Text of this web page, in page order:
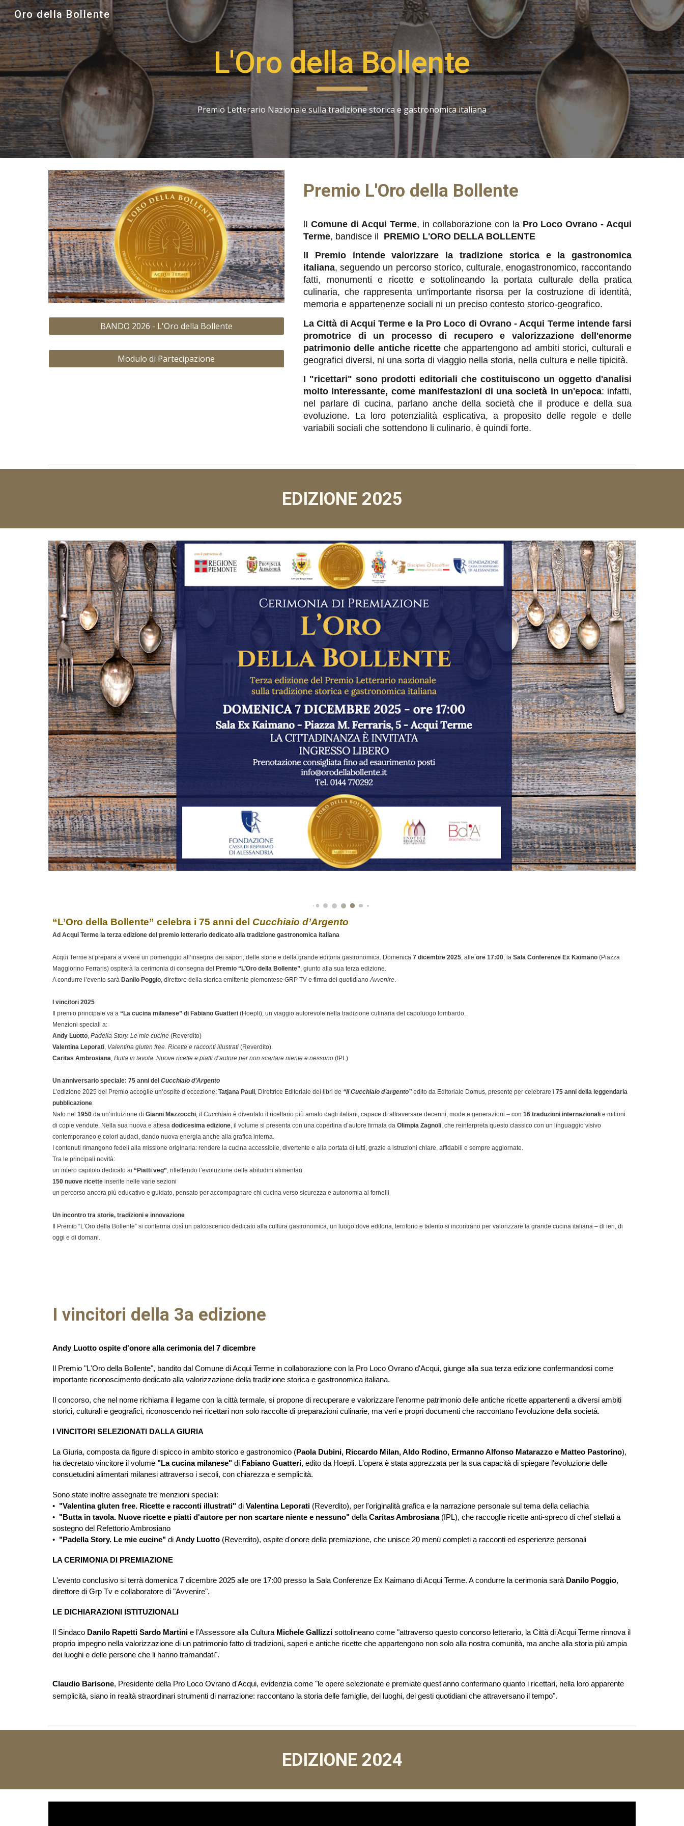
Skip to main content Skip to navigation
Oro della Bollente
L'Oro della Bollente
Premio Letterario Nazionale sulla tradizione storica e gastronomica italiana
BANDO 2026 - L'Oro della Bollente
Modulo di Partecipazione
Premio L'Oro della Bollente
lIComune di Acqui Terme, in collaborazione con la Pro Loco Ovrano - Acqui
Terme, bandisce il PREMIO L'ORO DELLA BOLLENTE
lI Premio intende valorizzare la tradizione storica e la gastronomica
italiana, seguendo un percorso storico, culturale, enogastronomico, raccontando
fatti, monumenti e ricette e sottolineando la portata culturale della pratica
culinaria, che rappresenta un'importante risorsa per la costruzione di identità,
memoria e appartenenze sociali ni un preciso contesto storico-geografico.
La Città di Acqui Terme e la Pro Loco di Ovrano - Acqui Terme intende farsi
promotrice di un processo di recupero e valorizzazione dell'enorme
patrimonio delle antiche ricetteche appartengono ad ambiti storici, culturali e
geografici diversi, ni una sorta di viaggio nella storia, nella cultura e nelle tipicità.
I "ricettari" sono prodotti editoriali che costituiscono un oggetto d'analisi
molto interessante, come manifestazioni di una società in un'epoca: infatti,
nel parlare di cucina, parlano anche della società che il produce e della sua
evoluzione. La loro potenzialità esplicativa, a proposito delle regole e delle
variabili sociali che sottendono li culinario, è quindi forte.
EDIZIONE 2025
“L’Oro della Bollente” celebra i 75 anni del Cucchiaio d’Argento
Ad Acqui Terme la terza edizione del premio letterario dedicato alla tradizione gastronomica italiana
Acqui Terme si prepara a vivere un pomeriggio all’insegna dei sapori, delle storie e della grande editoria gastronomica. Domenica 7 dicembre 2025, alle ore 17:00, la Sala Conferenze Ex Kaimano(Piazza
Maggiorino Ferraris) ospiterà la cerimonia di consegna del Premio “L’Oro della Bollente” , giunto alla sua terza edizione.
A condurre l’evento sarà Danilo Poggio, direttore della storica emittente piemontese GRP TV e firma del quotidiano Avvenire.
I vincitori 2025
Il premio principale va a “La cucina milanese” di Fabiano Guatteri(Hoepli), un viaggio autorevole nella tradizione culinaria del capoluogo lombardo.
Menzioni speciali a:
Andy Luotto, Padella Story. Le mie cucine(Reverdito)
Valentina Leporati, Valentina gluten free. Ricette e racconti illustrati(Reverdito)
Caritas Ambrosiana Butta in tavola. Nuove ricette e piatti d’autore per non scartare niente e nessuno(IPL)
Un anniversario speciale: 75 anni del Cucchiaio d’Argento
L’edizione 2025 del Premio accoglie un’ospite d’eccezione: Tatjana Pauli, Direttrice Editoriale dei libri de “Il Cucchiaio d’argento”edito da Editoriale Domus, presente per celebrare i 75 anni della leggendaria
pubblicazione.
Nato nel 1950da un’intuizione di Gianni Mazzocchi, il Cucchiaioè diventato il ricettario più amato dagli italiani, capace di attraversare decenni, mode e generazioni – con 16 traduzioni internazionalie milioni
di copie vendute. Nella sua nuova e attesa dodicesima edizione, il volume si presenta con una copertina d’autore firmata da Olimpia Zagnoli, che reinterpreta questo classico con un linguaggio visivo
contemporaneo e colori audaci, dando nuova energia anche alla grafica interna.
I contenuti rimangono fedeli alla missione originaria: rendere la cucina accessibile, divertente e alla portata di tutti, grazie a istruzioni chiare, affidabili e sempre aggiornate.
Tra le principali novità:
un intero capitolo dedicato ai “Piatti veg” , riflettendo l’evoluzione delle abitudini alimentari
150 nuove ricetteinserite nelle varie sezioni
un percorso ancora più educativo e guidato, pensato per accompagnare chi cucina verso sicurezza e autonomia ai fornelli
Un incontro tra storie, tradizioni e innovazione
Il Premio “L’Oro della Bollente” si conferma così un palcoscenico dedicato alla cultura gastronomica, un luogo dove editoria, territorio e talento si incontrano per valorizzare la grande cucina italiana – di ieri, di
oggi e di domani.
I vincitori della 3a edizione
Andy Luotto ospite d'onore alla cerimonia del 7 dicembre
Il Premio "L'Oro della Bollente", bandito dal Comune di Acqui Terme in collaborazione con la Pro Loco Ovrano d'Acqui, giunge alla sua terza edizione confermandosi come
importante riconoscimento dedicato alla valorizzazione della tradizione storica e gastronomica italiana.
Il concorso, che nel nome richiama il legame con la città termale, si propone di recuperare e valorizzare l'enorme patrimonio delle antiche ricette appartenenti a diversi ambiti
storici, culturali e geografici, riconoscendo nei ricettari non solo raccolte di preparazioni culinarie, ma veri e propri documenti che raccontano l'evoluzione della società.
I VINCITORI SELEZIONATI DALLA GIURIA
La Giuria, composta da figure di spicco in ambito storico e gastronomico (Paola Dubini, Riccardo Milan, Aldo Rodino, Ermanno Alfonso Matarazzo e Matteo Pastorino),
ha decretato vincitore il volume "La cucina milanese"di Fabiano Guatteri, edito da Hoepli. L'opera è stata apprezzata per la sua capacità di spiegare l'evoluzione delle
consuetudini alimentari milanesi attraverso i secoli, con chiarezza e semplicità.
Sono state inoltre assegnate tre menzioni speciali:
•⁠ ⁠"Valentina gluten free. Ricette e racconti illustrati"di Valentina Leporati(Reverdito), per l'originalità grafica e la narrazione personale sul tema della celiachia
•⁠ ⁠ "Butta in tavola. Nuove ricette e piatti d'autore per non scartare niente e nessuno"della Caritas Ambrosiana(IPL), che raccoglie ricette anti-spreco di chef stellati a
sostegno del Refettorio Ambrosiano
•⁠ ⁠"Padella Story. Le mie cucine"di Andy Luotto(Reverdito), ospite d'onore della premiazione, che unisce 20 menù completi a racconti ed esperienze personali
LA CERIMONIA DI PREMIAZIONE
L'evento conclusivo si terrà domenica 7 dicembre 2025 alle ore 17:00 presso la Sala Conferenze Ex Kaimano di Acqui Terme. A condurre la cerimonia sarà Danilo Poggio,
direttore di Grp Tv e collaboratore di "Avvenire".
LE DICHIARAZIONI ISTITUZIONALI
Il Sindaco Danilo Rapetti Sardo Martinie l'Assessore alla Cultura Michele Gallizzisottolineano come "attraverso questo concorso letterario, la Città di Acqui Terme rinnova il
proprio impegno nella valorizzazione di un patrimonio fatto di tradizioni, saperi e antiche ricette che appartengono non solo alla nostra comunità, ma anche alla storia più ampia
dei luoghi e delle persone che li hanno tramandati".
Claudio Barisone, Presidente della Pro Loco Ovrano d'Acqui, evidenzia come "le opere selezionate e premiate quest'anno confermano quanto i ricettari, nella loro apparente
semplicità, siano in realtà straordinari strumenti di narrazione: raccontano la storia delle famiglie, dei luoghi, dei gesti quotidiani che attraversano il tempo".
EDIZIONE 2024